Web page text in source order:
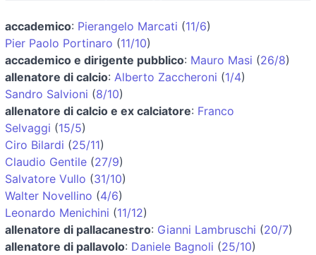
accademico: Pierangelo Marcati (11/6)
Pier Paolo Portinaro (11/10)
accademico e dirigente pubblico: Mauro Masi (26/8)
allenatore di calcio: Alberto Zaccheroni (1/4)
Sandro Salvioni (8/10)
allenatore di calcio e ex calciatore: Franco
Selvaggi (15/5)
Ciro Bilardi (25/11)
Claudio Gentile (27/9)
Salvatore Vullo (31/10)
Walter Novellino (4/6)
Leonardo Menichini (11/12)
allenatore di pallacanestro: Gianni Lambruschi (20/7)
allenatore di pallavolo: Daniele Bagnoli (25/10)